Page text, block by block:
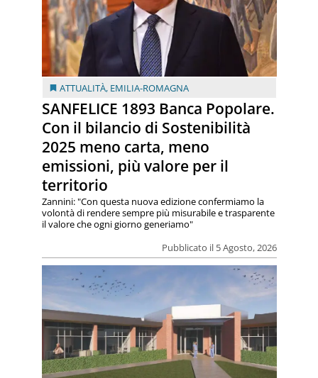
ATTUALITÀ, EMILIA-ROMAGNA
SANFELICE 1893 Banca Popolare.
Con il bilancio di Sostenibilità
2025 meno carta, meno
emissioni, più valore per il
territorio
Pubblicato il 5 Agosto, 2026
Zannini: "Con questa nuova edizione confermiamo la
volontà di rendere sempre più misurabile e trasparente
il valore che ogni giorno generiamo"